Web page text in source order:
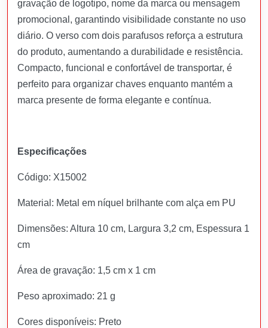
gravação de logotipo, nome da marca ou mensagem
promocional, garantindo visibilidade constante no uso
diário. O verso com dois parafusos reforça a estrutura
do produto, aumentando a durabilidade e resistência.
Compacto, funcional e confortável de transportar, é
perfeito para organizar chaves enquanto mantém a
marca presente de forma elegante e contínua.
Especificações
Código: X15002
Material: Metal em níquel brilhante com alça em PU
Dimensões: Altura 10 cm, Largura 3,2 cm, Espessura 1
cm
Área de gravação: 1,5 cm x 1 cm
Peso aproximado: 21 g
Cores disponíveis: Preto